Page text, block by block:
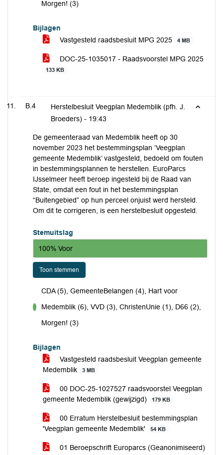
Morgen! (3)
Bijlagen
Vastgesteld raadsbesluit MPG 2025
4 MB
DOC-25-1035017 - Raadsvoorstel MPG 2025
133 KB
B.4
Herstelbesluit Veegplan Medemblik (pfh. J.
Broeders) - 19:43
De gemeenteraad van Medemblik heeft op 30
november 2023 het bestemmingsplan ‘Veegplan
gemeente Medemblik’ vastgesteld, bedoeld om fouten
in bestemmingsplannen te herstellen. EuroParcs
IJsselmeer heeft beroep ingesteld bij de Raad van
State, omdat een fout in het bestemmingsplan
“Buitengebied” op hun perceel onjuist werd hersteld.
Om dit te corrigeren, is een herstelbesluit opgesteld.
Stemuitslag
100% Voor
Toon stemmen
CDA (5), GemeenteBelangen (4), Hart voor
Medemblik (6), VVD (3), ChristenUnie (1), D66 (2),
Morgen! (3)
Bijlagen
Vastgesteld raadsbesluit Veegplan gemeente
Medemblik
3 MB
00 DOC-25-1027527 raadsvoorstel Veegplan
gemeente Medemblik (gewijzigd)
179 KB
00 Erratum Herstelbesluit bestemmingsplan
'Veegplan gemeente Medemblik'
54 KB
01 Beroepschrift Europarcs (Geanonimiseerd)